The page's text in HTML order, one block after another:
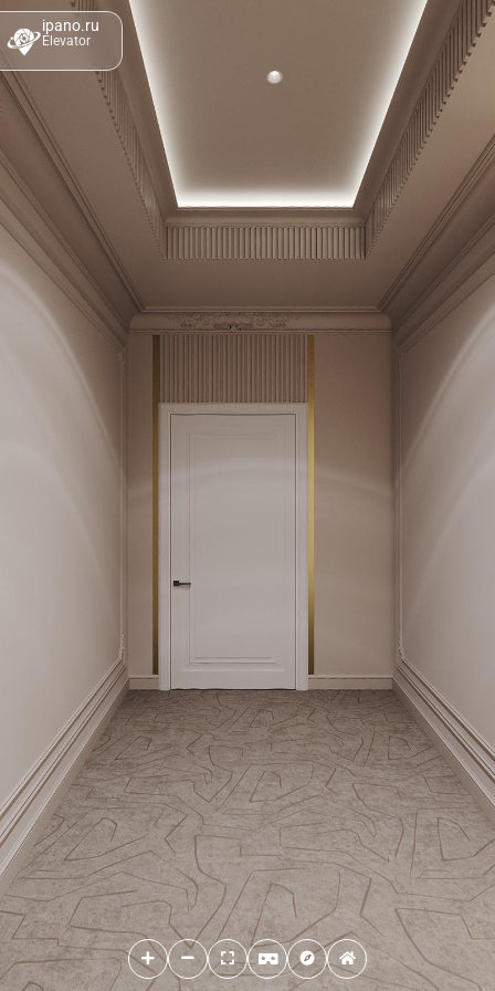
ipano.ru
Elevator